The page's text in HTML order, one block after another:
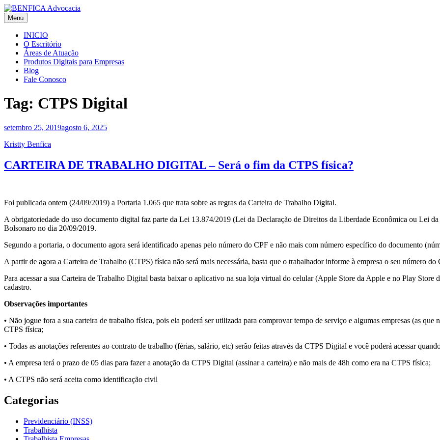
Skip
to
content
BENFICA Advocacia e Consultoria Jurídica
Escritório de Advocacia em Vitória/ES
Menu
INICIO
O Escritório
Áreas de Atuação
Produtos Digitais para Empresas
Blog
Fale Conosco
Tag: CTPS Digital
setembro 25, 2019agosto 6, 2025
Kristty Benfica
CARTEIRA DE TRABALHO DIGITAL – Será o fim da CTPS física?
Foi publicada ontem (24/09/2019) a Portaria 1.065 que trata sobre as regras da Carteira de Trabalho Digital.
A obrigatoriedade do uso documento digital faz parte da Lei 13.874/2019 (Lei da Declaração de Direitos da Liberdade Econômica ou Lei
Bolsonaro no dia 20/09/2019.
Segundo a portaria, o documento agora será identificado apenas pelo número do CPF e não mais com número específico do documento
A partir de agora a Carteira de Trabalho (CTPS) física não será mais necessária, basta que o trabalhador informe à empresa o seu número do
Para acessar a sua Carteira de Trabalho Digital basta baixar o aplicativo na sua loja virtual do celular (Apple Store da Apple e no Play Store
cadastro.
Observações importantes
• Não jogue fora a sua carteira de trabalho física, pois ela poderá ser utilizada para comprovar tempo de serviço e algumas empresas (as
CTPS física;
• Todas as anotações referentes ao contrato de trabalho (férias, salário, etc) serão feitas através da CTPS Digital e você poderá acessar
• A empresa terá o prazo de 05 dias para fazer a anotação da CTPS Digital (assinar a carteira) e não mais de 48h como era na CTPS física;
• A CTPS não será aceita como identificação civil
Categorias
Previdenciário (INSS)
Trabalhista